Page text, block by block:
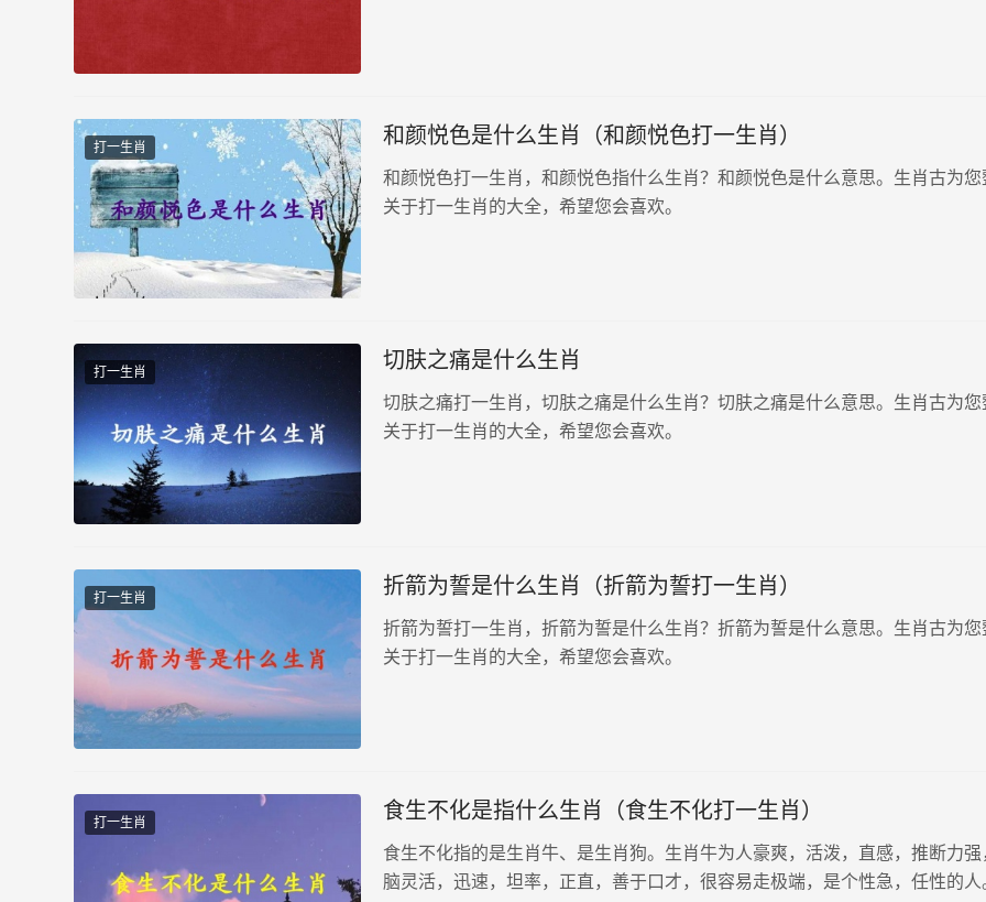
打一生肖 和颜悦色是什么生肖（和颜悦色打一生肖）
和颜悦色打一生肖，和颜悦色指什么生肖？和颜悦色是什么意思。生肖古为您
关于打一生肖的大全，希望您会喜欢。
打一生肖 切肤之痛是什么生肖
切肤之痛打一生肖，切肤之痛是什么生肖？切肤之痛是什么意思。生肖古为您
关于打一生肖的大全，希望您会喜欢。
打一生肖 折箭为誓是什么生肖（折箭为誓打一生肖）
折箭为誓打一生肖，折箭为誓是什么生肖？折箭为誓是什么意思。生肖古为您
关于打一生肖的大全，希望您会喜欢。
打一生肖 食生不化是指什么生肖（食生不化打一生肖）
食生不化指的是生肖牛、是生肖狗。生肖牛为人豪爽，活泼，直感，推断力强
脑灵活，迅速，坦率，正直，善于口才，很容易走极端，是个性急，任性的人